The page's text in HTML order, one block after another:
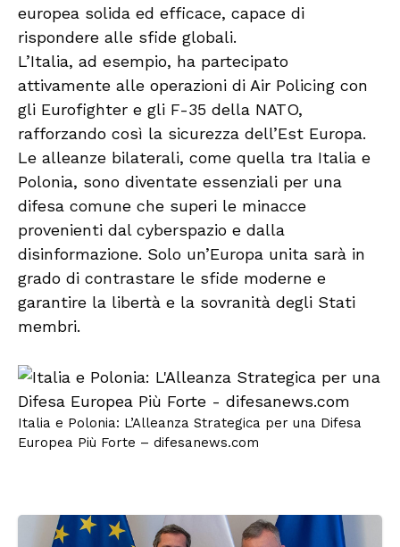
europea solida ed efficace, capace di
rispondere alle sfide globali.
L’Italia, ad esempio, ha partecipato
attivamente alle operazioni di Air Policing con
gli Eurofighter e gli F-35 della NATO,
rafforzando così la sicurezza dell’Est Europa.
Le alleanze bilaterali, come quella tra Italia e
Polonia, sono diventate essenziali per una
difesa comune che superi le minacce
provenienti dal cyberspazio e dalla
disinformazione. Solo un’Europa unita sarà in
grado di contrastare le sfide moderne e
garantire la libertà e la sovranità degli Stati
membri.
Italia e Polonia: L’Alleanza Strategica per una Difesa
Europea Più Forte – difesanews.com